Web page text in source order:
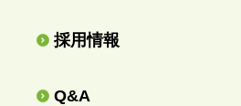
採用情報
Q&A